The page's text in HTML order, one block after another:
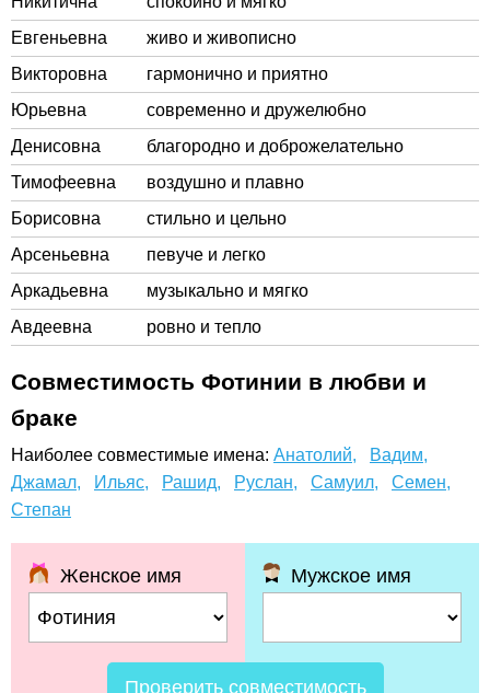
Евгеньевна
живо и живописно
Викторовна
гармонично и приятно
Юрьевна
современно и дружелюбно
Денисовна
благородно и доброжелательно
Тимофеевна
воздушно и плавно
Борисовна
стильно и цельно
Арсеньевна
певуче и легко
Аркадьевна
музыкально и мягко
Авдеевна
ровно и тепло
Совместимость Фотинии в любви и
браке
Наиболее совместимые имена: Анатолий,
Вадим,
Джамал,
Ильяс, Рашид, Руслан, Самуил,
Семен,
Степан
Женское имя Мужское имя
Проверить совместимость